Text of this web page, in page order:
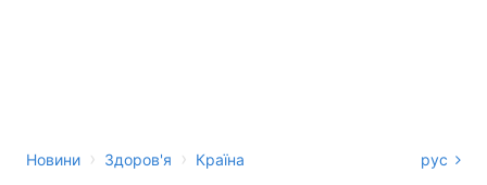
Новини › Здоров'я › Країна рус